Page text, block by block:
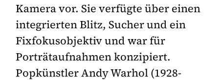
Kamera vor. Sie verfügte über einen
integrierten Blitz, Sucher und ein
Fixfokusobjektiv und war für
Porträtaufnahmen konzipiert.
Popkünstler Andy Warhol (1928-